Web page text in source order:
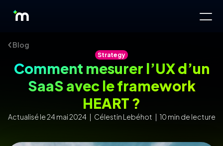
Blog
Strategy
Comment mesurer l’UX d’un
SaaS avec le framework
HEART ?
Actualisé le 24 mai 2024 | Célestin Lebéhot | 10 min de lecture